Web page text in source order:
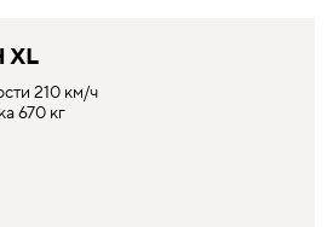
XL
210 км/ч
670 кг